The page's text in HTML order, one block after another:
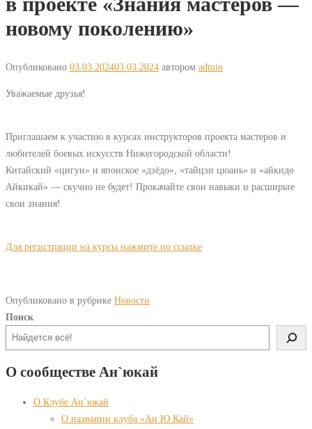
новому поколению»
Опубликовано 03.03.202403.03.2024 автором admin
Уважаемые друзья!
Приглашаем к участию в курсах инструкторов проекта мастеров и
любителей боевых искусств Нижегородской области!
Китайский «цигун» и японское «дзёдо», «тайцзи цюань» и «айкидо
Айкикай» — скучно не будет! Прокачайте свои навыки и расширьте
свои знания!
Для регистрации на курсы нажмите по ссылке
Опубликовано в рубрике Новости
Поиск
О сообществе Ан`юкай
О Клубе Ан`юкай
О названии клуба «Ан Ю Кай»